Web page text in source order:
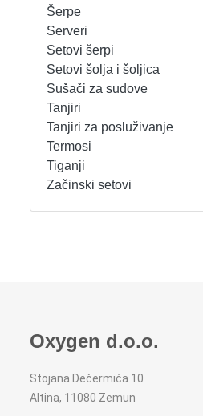
SECKALICE
SOKOVNICI
TOSTERI
USISIVAČI
VENTILATORI
SETOVI ŠOLJA I ŠOLJICA
SUŠAČI ZA SUDOVE
TANJIRI
TANJIRI ZA POSLUŽIVANJE
TERMOSI
TIGANJI
Šerpe
Serveri
Setovi šerpi
Setovi šolja i šoljica
Sušači za sudove
Tanjiri
Tanjiri za posluživanje
Termosi
Tiganji
Začinski setovi
Oxygen d.o.o.
Stojana Dečermića 10
Altina, 11080 Zemun